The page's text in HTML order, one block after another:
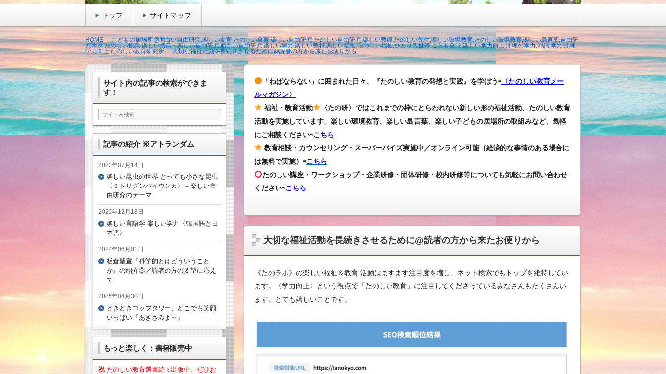
トップ サイトマップ
HOME
こどもの居場所@面白い自由研究,楽しい食育 たのしい食育,楽しい自由研究,たのしい自由研究,楽しい教師,たのしい先生,楽しい環境教育,たのしい環境教育,楽しい島言葉,自由研
究ネタ,たのしい授業,楽しい授業・楽しい自由研究,面白い自由研究,楽しい学力,楽しい教材,楽しい福祉,たのしい福祉,ひとり親世帯,こども食堂,楽しい学力向上,沖縄の学力,沖縄 学力,沖縄
学力向上,たのしい教育研究所
大切な福祉活動を長続きさせるために@読者の方から来たお便りから
「ねばならない」に囲まれた日々、『たのしい教育の発想と実践』を学ぼう⇨〈たのしい教育メー
ルマガジン〉
福祉・教育活動
〈たの研〉ではこれまでの枠にとらわれない新しい形の福祉活動、たのしい教育
活動を実施しています。楽しい環境教育、楽しい島言葉、楽しい子どもの居場所の取組みなど、気軽
にご相談ください⇨こちら
教育相談・カウンセリング・スーパーバイズ実施中／オンライン可能（経済的な事情のある場合に
は無料で実施）⇨こちら
たのしい講座・ワークショップ・企業研修・団体研修・校内研修等についても気軽にお問い合わせ
ください⇨こちら
大切な福祉活動を長続きさせるために@読者の方から来たお便りから
《たのラボ》の楽しい福祉＆教育 活動はますます注目度を増し、ネット検索でもトップを維持してい
ます。〈学力向上〉という視点で「たのしい教育」に注目してくださっているみなさんもたくさんい
ます、とても嬉しいことです。
サイト内の記事の検索ができま
す！
記事の紹介 ※アトランダム
2023年07月14日
楽しい昆虫の世界-とっても小さな昆虫
〈ミドリグンバイウンカ〉－楽しい自
由研究のテーマ
2022年12月18日
楽しい言語学-楽しい学力〈韓国語と日
本語〉
2024年06月01日
板倉聖宣『科学的とはどういうこと
か』の紹介②／読者の方の要望に応え
て
2025年04月30日
どきどきコップタワー、どこでも笑顔
いっぱい『あきさみよ～』
もっと楽しく：書籍販売中
祝 たのしい教育選書続々出版中、ぜひお